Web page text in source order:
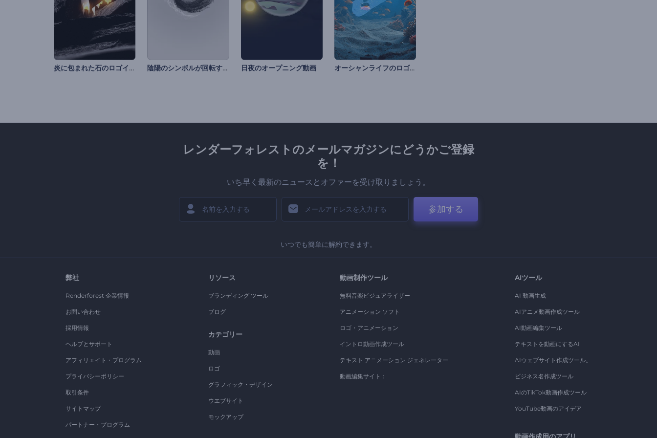
炎に包まれた石のロゴイントロ 陰陽のシンボルが回転するイントロ 日夜のオープニング動画 オーシャンライフのロゴ公開
レンダーフォレストのメールマガジンにどうかご登録
を！
いち早く最新のニュースとオファーを受け取りましょう。
参加する
いつでも簡単に解約できます。
弊社
Renderforest 企業情報
お問い合わせ
採用情報
ヘルプとサポート
アフィリエイト・プログラム
プライバシーポリシー
取引条件
サイトマップ
パートナー・プログラム
リソース
ブランディング ツール
ブログ
カテゴリー
動画
ロゴ
グラフィック・デザイン
ウエブサイト
モックアップ
動画制作ツール
無料音楽ビジュアライザー
アニメーション ソフト
ロゴ・アニメーション
イントロ動画作成ツール
テキスト アニメーション ジェネレーター
動画編集サイト：
AIツール
AI 動画生成
AIアニメ動画作成ツール
AI動画編集ツール
テキストを動画にするAI
AIウェブサイト作成ツール。
ビジネス名作成ツール
AIのTikTok動画作成ツール
YouTube動画のアイデア